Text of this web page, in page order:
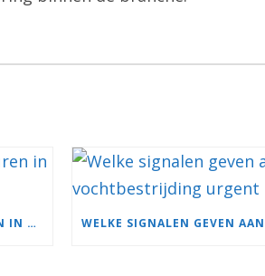
HOE ONTSTAAN VOCHTIGE MUREN IN HUIS?